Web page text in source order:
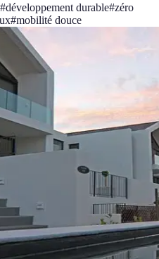
#développement durable#zéro
#mobilité douce